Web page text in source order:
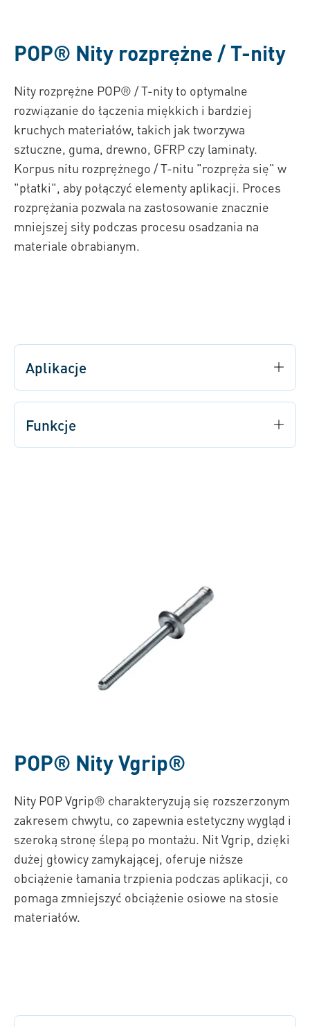
POP® Nity rozprężne / T-nity
Nity rozprężne POP® / T-nity to optymalne
rozwiązanie do łączenia miękkich i bardziej
kruchych materiałów, takich jak tworzywa
sztuczne, guma, drewno, GFRP czy laminaty.
Korpus nitu rozprężnego / T-nitu "rozpręża się" w
"płatki", aby połączyć elementy aplikacji. Proces
rozprężania pozwala na zastosowanie znacznie
mniejszej siły podczas procesu osadzania na
materiale obrabianym.
Aplikacje
Funkcje
POP® Nity Vgrip®
Nity POP Vgrip® charakteryzują się rozszerzonym
zakresem chwytu, co zapewnia estetyczny wygląd i
szeroką stronę ślepą po montażu. Nit Vgrip, dzięki
dużej głowicy zamykającej, oferuje niższe
obciążenie łamania trzpienia podczas aplikacji, co
pomaga zmniejszyć obciążenie osiowe na stosie
materiałów.